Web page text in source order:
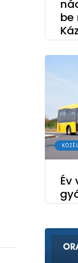
be
Év